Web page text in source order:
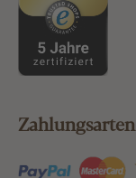
Zahlungsarten